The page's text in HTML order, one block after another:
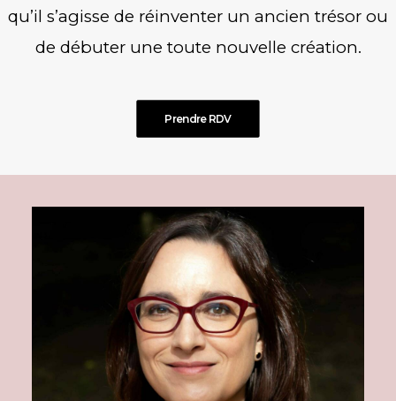
qu’il s’agisse de réinventer un ancien trésor ou
de débuter une toute nouvelle création.
Prendre RDV